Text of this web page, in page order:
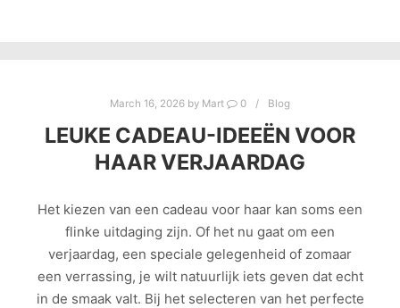
March 16, 2026 by Mart 0 Blog
LEUKE CADEAU-IDEEËN VOOR
HAAR VERJAARDAG
Het kiezen van een cadeau voor haar kan soms een
flinke uitdaging zijn. Of het nu gaat om een
verjaardag, een speciale gelegenheid of zomaar
een verrassing, je wilt natuurlijk iets geven dat echt
in de smaak valt. Bij het selecteren van het perfecte